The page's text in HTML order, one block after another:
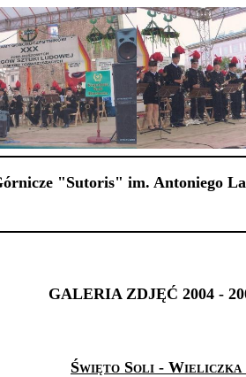
"Sutoris" im. Antoniego
GALERIA ZDJĘĆ 2004 -
Święto Soli - Wieliczka